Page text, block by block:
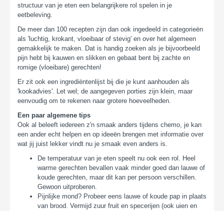
structuur van je eten een belangrijkere rol spelen in je
eetbeleving.
De meer dan 100 recepten zijn dan ook ingedeeld in categorieën
als 'luchtig, krokant, vloeibaar of stevig' en over het algemeen
gemakkelijk te maken. Dat is handig zoeken als je bijvoorbeeld
pijn hebt bij kauwen en slikken en gebaat bent bij zachte en
romige (vloeibare) gerechten!
Er zit ook een ingrediëntenlijst bij die je kunt aanhouden als
'kookadvies'. Let wel; de aangegeven porties zijn klein, maar
eenvoudig om te rekenen naar grotere hoeveelheden.
Een paar algemene tips
Ook al beleeft iedereen z'n smaak anders tijdens chemo, je kan
een ander echt helpen en op ideeën brengen met informatie over
wat jij juist lekker vindt nu je smaak even anders is.
De temperatuur van je eten speelt nu ook een rol. Heel
warme gerechten bevallen vaak minder goed dan lauwe of
koude gerechten, maar dit kan per persoon verschillen.
Gewoon uitproberen.
Pijnlijke mond? Probeer eens lauwe of koude pap in plaats
van brood. Vermijd zuur fruit en specerijen (ook uien en